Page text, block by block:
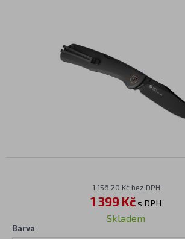
1 156,20 Kč bez DPH
1 399 Kčs DPH
Skladem
Barva